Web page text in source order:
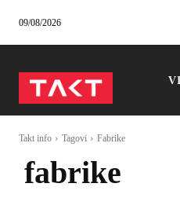
09/08/2026
Takt info Tagovi Fabrike
fabrike